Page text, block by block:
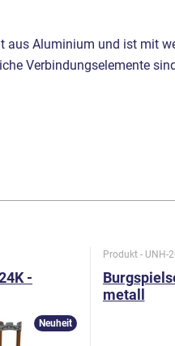
aus Aluminium und ist mit
Verbindungselemente
-
Neuheit
Produkt - UNH-
metall